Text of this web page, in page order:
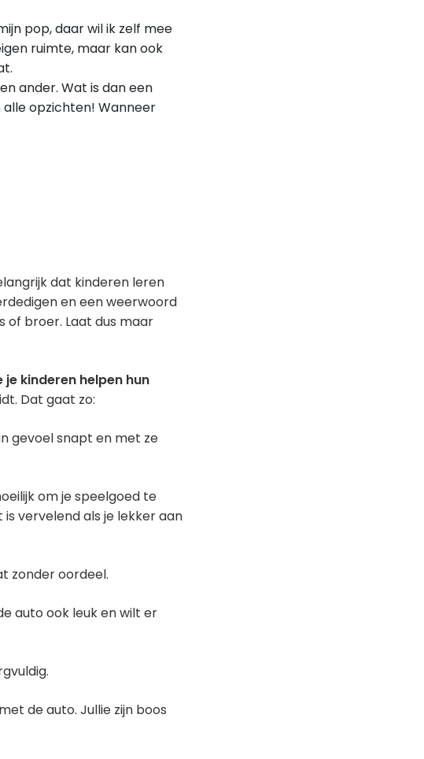
pop, daar wil ik zelf mee
ruimte, maar kan ook
ander. Wat is dan een
opzichten! Wanneer
dat kinderen leren
en een weerwoord
of broer. Laat dus maar
je kinderen helpen hun
Dat gaat zo:
gevoel snapt en met ze
om je speelgoed te
is vervelend als je lekker aan
zonder oordeel.
auto ook leuk en wilt er
de auto. Jullie zijn boos